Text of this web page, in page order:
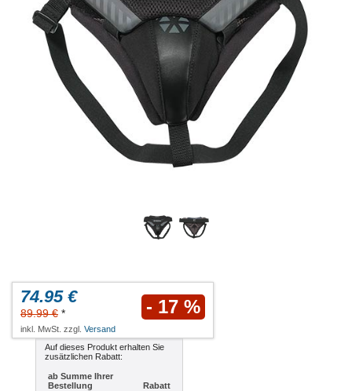
74.95 €
89.99 € * - 17 %
inkl. MwSt. zzgl. Versand
Auf dieses Produkt erhalten Sie
zusätzlichen Rabatt:
ab Summe Ihrer
Bestellung
Rabatt